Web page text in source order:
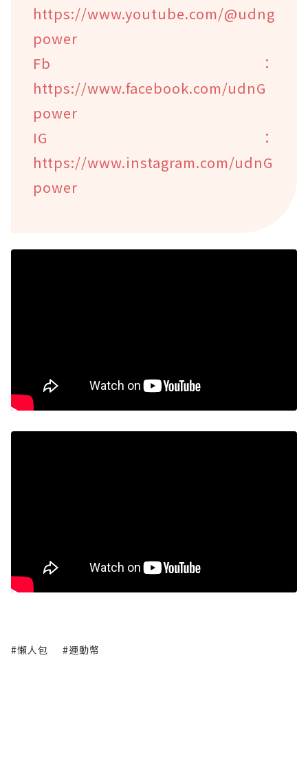
https://www.youtube.com/@udng
power
Fb：
https://www.facebook.com/udnG
power
IG：
https://www.instagram.com/udnG
power
#懶人包 #運動幣